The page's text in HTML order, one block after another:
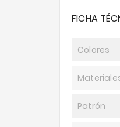
FICHA
Colores
Patrón